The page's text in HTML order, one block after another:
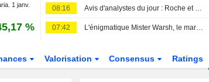
1 janv.
%
08:16 Avis d'analystes du jour : Roche et Sandoz séduisent, UBS dégrade sèchement Sopra
07:42 L'énigmatique Mister Warsh, le marché du travail et les taux
Valorisation Consensus Ratings